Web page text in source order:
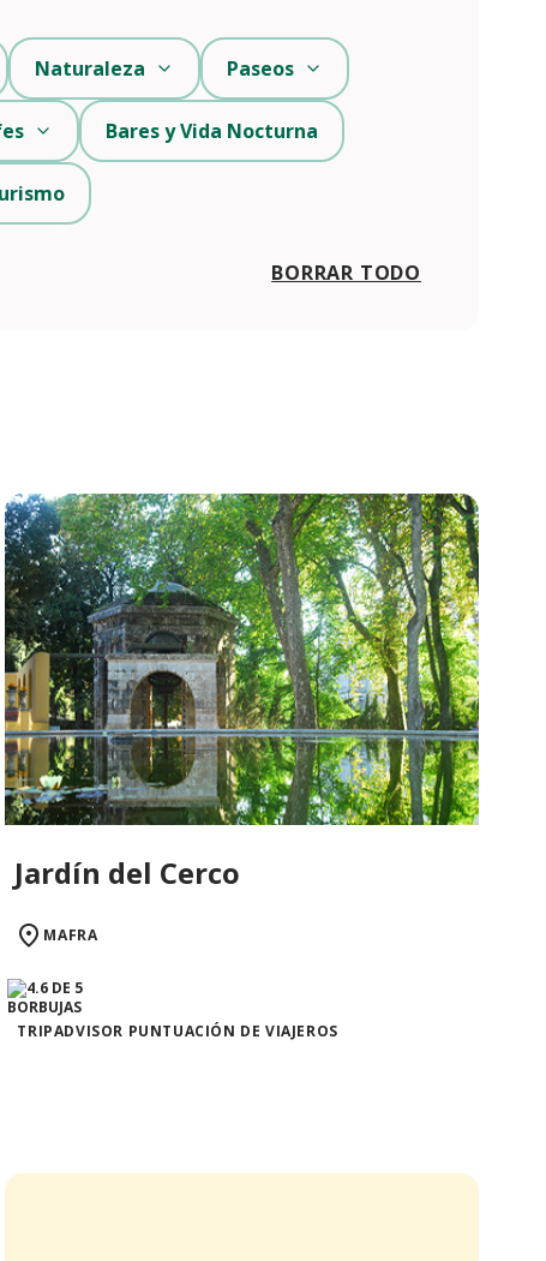
BORRAR TODO
Naturaleza Paseos
Bares y Vida Nocturna
Jardín del Cerco
MAFRA
TRIPADVISOR PUNTUACIÓN DE VIAJEROS